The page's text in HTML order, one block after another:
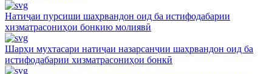
Натиҷаи пурсиши шаҳрвандон оид ба истифодабарии
хизматрасониҳои бонкию молиявӣ
Шарҳи мухтасари натиҷаи назарсанҷии шаҳрвандон оид ба
истифодабарии хизматрасониҳои бонкӣ